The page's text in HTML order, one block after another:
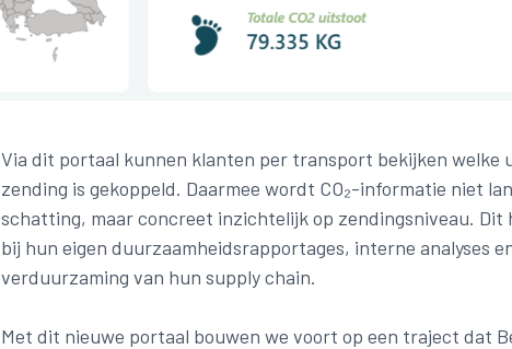
Via dit portaal kunnen klanten per transport bekijken welke
zending is gekoppeld. Daarmee wordt CO₂-informatie niet
schatting, maar concreet inzichtelijk op zendingsniveau. Dit
bij hun eigen duurzaamheidsrapportages, interne analyses
verduurzaming van hun supply chain.
Met dit nieuwe portaal bouwen we voort op een traject dat